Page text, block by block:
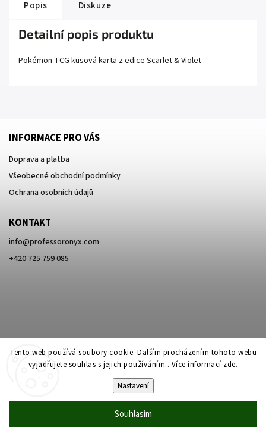
Tento web používá soubory cookie. Dalším procházením tohoto webu
vyjadřujete souhlas s jejich používáním.. Více informací zde.
Nastavení
Souhlasím
Popis Diskuze
Detailní popis produktu
Pokémon TCG kusová karta z edice Scarlet& Violet
INFORMACE PRO VÁS
Doprava a platba
Všeobecné obchodní podmínky
Ochrana osobních údajů
KONTAKT
info@professoronyx.com
+420 725 759 085
Professor Onyx. Všechna práva vyhrazena.